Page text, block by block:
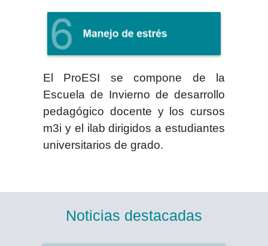
El ProESI se compone de la
Escuela de Invierno de desarrollo
pedagógico docente y los cursos
m3i y el ilab dirigidos a estudiantes
universitarios de grado.
Noticias destacadas